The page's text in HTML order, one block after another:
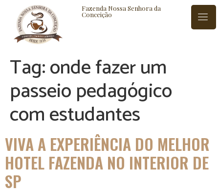
Fazenda Nossa Senhora da
Conceição
BLOG CONTATO
Tag:onde fazer um
passeio pedagógico
com estudantes
VIVA A EXPERIÊNCIA DO MELHOR
HOTEL FAZENDA NO INTERIOR DE
SP